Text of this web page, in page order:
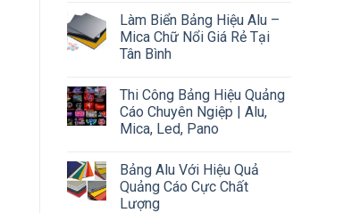
Làm Biển Bảng Hiệu Alu –
Mica Chữ Nổi Giá Rẻ Tại
Tân Bình
Thi Công Bảng Hiệu Quảng
Cáo Chuyên Ngiệp | Alu,
Mica, Led, Pano
Bảng Alu Với Hiệu Quả
Quảng Cáo Cực Chất
Lượng